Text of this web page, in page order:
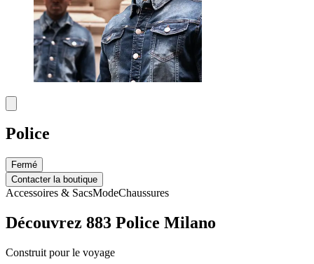
Police
Fermé
Contacter la boutique
Accessoires & SacsModeChaussures
Découvrez 883 Police Milano
Construit pour le voyage